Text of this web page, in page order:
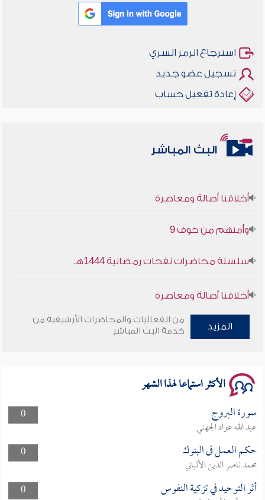
استرجاع الرمز السري
تسجيل عضو جديد
إعادة تفعيل حساب
البث المباشر
أخلاقنا أصالة ومعاصرة
وأمنهم من خوف 9
سلسلة محاضرات نفحات رمضانية 1444هـ
أخلاقنا أصالة ومعاصرة
وأمنهم من خوف 9
المزيد
من الفعاليات والمحاضرات الأرشيفية من
خدمة البث المباشر
الأكثر استماعا لهذا الشهر
0 سورة البروج
عبد الله عواد الجهني
0
حكم العمل فى البنوك
محمد ناصر الدين الألباني
0
أثر التوحيد في تزكية النفوس